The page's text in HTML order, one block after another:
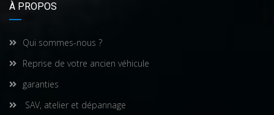
À PROPOS
Qui sommes-nous ?
Reprise de votre ancien véhicule
garanties
SAV, atelier et dépannage